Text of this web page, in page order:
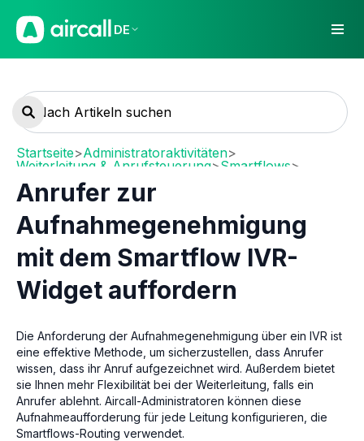
DE
Startseite>Administratoraktivitäten>
Weiterleitung & Anrufsteuerung>Smartflows>
Smartflows einrichten
Anrufer zur
Aufnahmegenehmigung
mit dem Smartflow IVR-
Widget auffordern
Die Anforderung der Aufnahmegenehmigung über ein IVR ist
eine effektive Methode, um sicherzustellen, dass Anrufer
wissen, dass ihr Anruf aufgezeichnet wird. Außerdem bietet
sie Ihnen mehr Flexibilität bei der Weiterleitung, falls ein
Anrufer ablehnt. Aircall-Administratoren können diese
Aufnahmeaufforderung für jede Leitung konfigurieren, die
Smartflows-Routing verwendet.